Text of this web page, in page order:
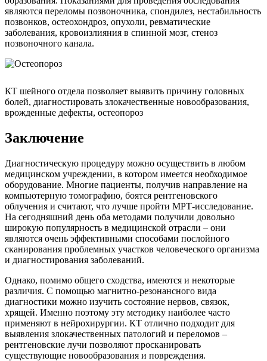
являются переломы позвоночника, спондилез, нестабильность
позвонков, остеохондроз, опухоли, ревматические
заболевания, кровоизлияния в спинной мозг, стеноз
позвоночного канала.
КТ шейного отдела позволяет выявить причину головных
болей, диагностировать злокачественные новообразования,
врожденные дефекты, остеопороз
Заключение
Диагностическую процедуру можно осуществить в любом
медицинском учреждении, в котором имеется необходимое
оборудование. Многие пациенты, получив направление на
компьютерную томографию, боятся рентгеновского
облучения и считают, что лучше пройти МРТ-исследование.
На сегодняшний день оба методами получили довольно
широкую популярность в медицинской отрасли – они
являются очень эффективными способами послойного
сканирования проблемных участков человеческого организма
и диагностирования заболеваний.
Однако, помимо общего сходства, имеются и некоторые
различия. С помощью магнитно-резонансного вида
диагностики можно изучить состояние нервов, связок,
хрящей. Именно поэтому эту методику наиболее часто
применяют в нейрохирургии. КТ отлично подходит для
выявления злокачественных патологий и переломов –
рентгеновские лучи позволяют просканировать
существующие новообразования и повреждения.